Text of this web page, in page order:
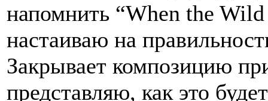
напомнить “When the
настаиваю на
Закрывает композицию
представляю, как это